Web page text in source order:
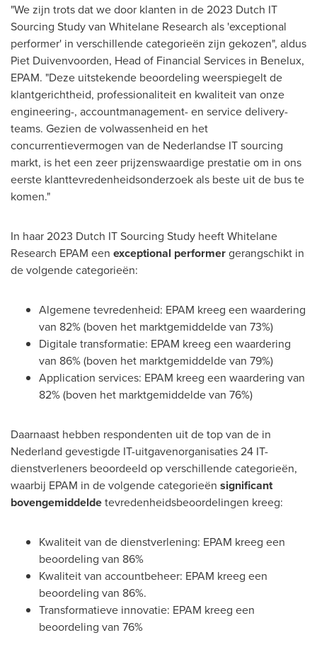
"We zijn trots dat we door klanten in de 2023 Dutch IT
Sourcing Study van Whitelane Research als 'exceptional
performer' in verschillende categorieën zijn gekozen", aldus
Piet Duivenvoorden, Head of Financial Services in Benelux,
EPAM. "Deze uitstekende beoordeling weerspiegelt de
klantgerichtheid, professionaliteit en kwaliteit van onze
engineering-, accountmanagement- en service delivery-
teams. Gezien de volwassenheid en het
concurrentievermogen van de Nederlandse IT sourcing
markt, is het een zeer prijzenswaardige prestatie om in ons
eerste klanttevredenheidsonderzoek als beste uit de bus te
komen."
In haar 2023 Dutch IT Sourcing Study heeft Whitelane
Research EPAM een exceptional performergerangschikt in
de volgende categorieën:
Algemene tevredenheid: EPAM kreeg een waardering
van 82% (boven het marktgemiddelde van 73%)
Digitale transformatie: EPAM kreeg een waardering
van 86% (boven het marktgemiddelde van 79%)
Application services: EPAM kreeg een waardering van
82% (boven het marktgemiddelde van 76%)
Daarnaast hebben respondenten uit de top van de in
Nederland gevestigde IT-uitgavenorganisaties 24 IT-
dienstverleners beoordeeld op verschillende categorieën,
waarbij EPAM in de volgende categorieën significant
bovengemiddeldetevredenheidsbeoordelingen kreeg:
Kwaliteit van de dienstverlening: EPAM kreeg een
beoordeling van 86%
Kwaliteit van accountbeheer: EPAM kreeg een
beoordeling van 86%.
Transformatieve innovatie: EPAM kreeg een
beoordeling van 76%